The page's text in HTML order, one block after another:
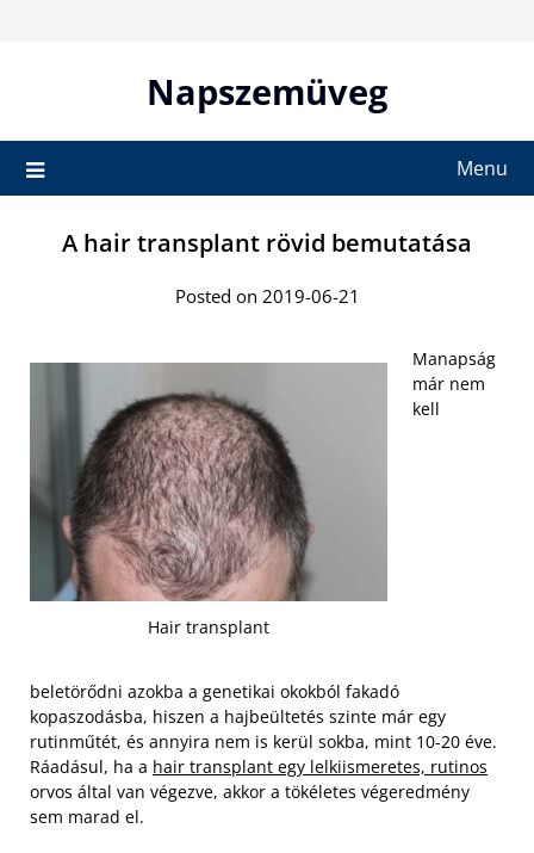
Napszemüveg
Menu
A hair transplant rövid bemutatása
Posted on 2019-06-21
Hair transplant
Manapság
már nem
kell
beletörődni azokba a genetikai okokból fakadó
kopaszodásba, hiszen a hajbeültetés szinte már egy
rutinműtét, és annyira nem is kerül sokba, mint 10-20 éve.
Ráadásul, ha a hair transplant egy lelkiismeretes, rutinos
orvos által van végezve, akkor a tökéletes végeredmény
sem marad el.